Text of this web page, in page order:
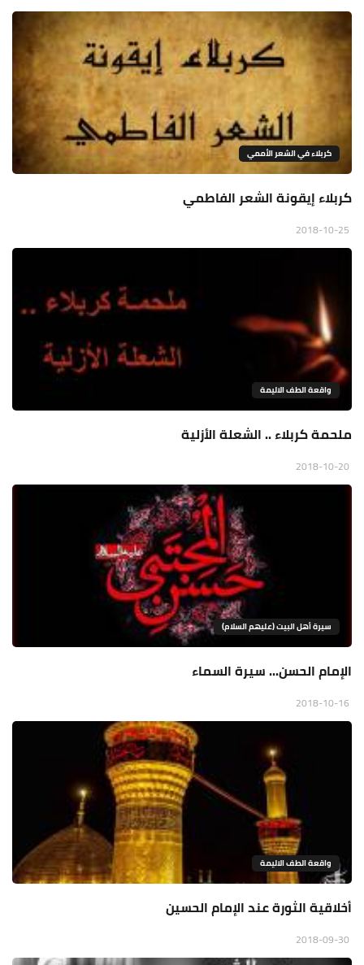
كربلاء في الشعر الأممي
كربلاء إيقونة الشعر الفاطمي
واقعة الطف الاليمة
ملحمة كربلاء .. الشعلة الأزلية
سيرة أهل البيت (عليهم السلام)
الإمام الحسن... سيرة السماء
واقعة الطف الاليمة
أخلاقية الثورة عند الإمام الحسين